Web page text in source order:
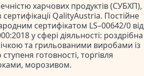
харчових продуктів (СУБХП),
QalityAustria. Постійне
сертифікатом LS–00642/0 від
у сфері діяльності: роздрібна
та грильованими виробами із
готовності, торгівля
морозивом.